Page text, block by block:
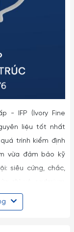
- IFP (Ivory Fine
liệu tốt nhất
trình kiểm định
vừa đảm bảo kỹ
siêu cứng, chắc,
tiện lợi được